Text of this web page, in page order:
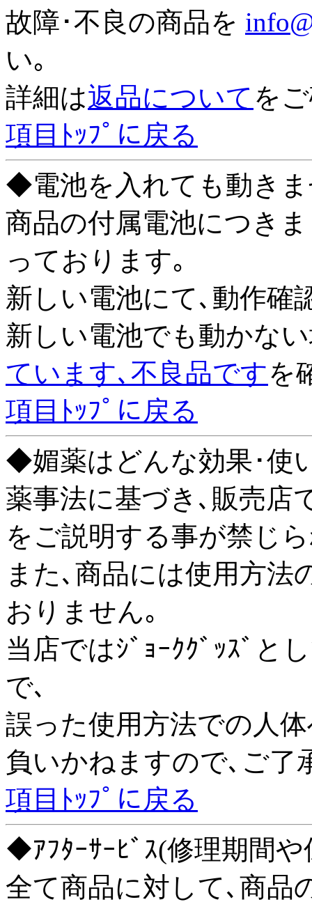
故障･不良の商品を
い｡
詳細は返品について を
項目ﾄｯﾌﾟに戻る
◆電池を入れても動き
商品の付属電池につき
っております｡
新しい電池にて､動作確
新しい電池でも動かな
ています､不良品ですを
項目ﾄｯﾌﾟに戻る
◆媚薬はどんな効果･使
薬事法に基づき､販売店
をご説明する事が禁じ
また､商品には使用方法
おりません｡
当店ではｼﾞｮｰｸｸﾞｯｽﾞと
で､
誤った使用方法での人
負いかねますので､ご了
項目ﾄｯﾌﾟに戻る
◆ｱﾌﾀｰｻｰﾋﾞｽ(修理期間
全て商品に対して､商品